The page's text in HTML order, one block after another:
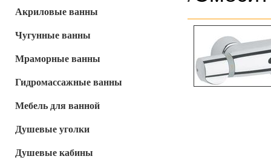
Акриловые ванны
Чугунные ванны
Мраморные ванны
Гидромассажные ванны
Мебель для ванной
Душевые уголки
Душевые кабины